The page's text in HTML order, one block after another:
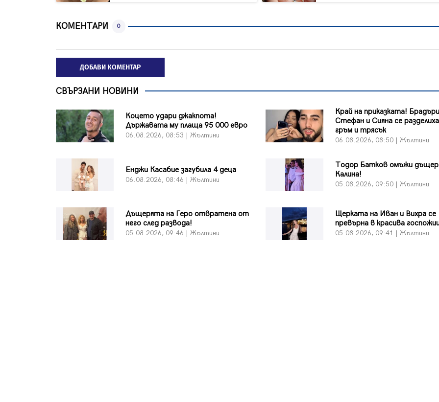
КОМЕНТАРИ 0
ДОБАВИ КОМЕНТАР
СВЪРЗАНИ НОВИНИ
Коцето удари джакпота!
Държавата му плаща 95 000 евро
06.08.2026, 08:53 | Жълтини
Край на приказката!
Стефан и Сияна се
гръм и трясък
06.08.2026, 08:50 | Жълтини
Енджи Касабие загубила 4 деца
06.08.2026, 08:46 | Жълтини
Тодор Батков омъжи
Калина!
05.08.2026, 09:50 | Жълтини
Дъщерята на Геро отвратена от
него след развода!
05.08.2026, 09:46 | Жълтини
Щерката на Иван и Вихра се
превърна в красива
05.08.2026, 09:41 | Жълтини